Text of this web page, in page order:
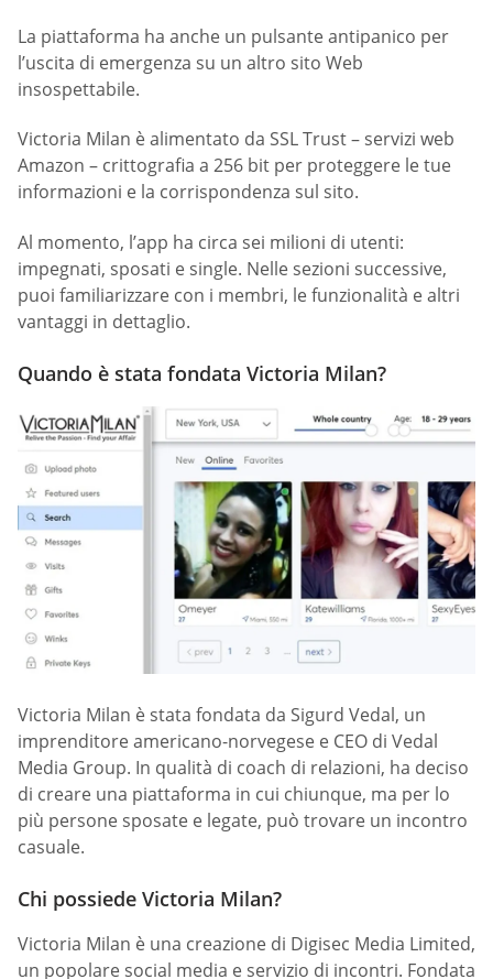
La piattaforma ha anche un pulsante antipanico per
l’uscita di emergenza su un altro sito Web
insospettabile.
Victoria Milan è alimentato da SSL Trust – servizi web
Amazon – crittografia a 256 bit per proteggere le tue
informazioni e la corrispondenza sul sito.
Al momento, l’app ha circa sei milioni di utenti:
impegnati, sposati e single. Nelle sezioni successive,
puoi familiarizzare con i membri, le funzionalità e altri
vantaggi in dettaglio.
Quando è stata fondata Victoria Milan?
Victoria Milan è stata fondata da Sigurd Vedal, un
imprenditore americano-norvegese e CEO di Vedal
Media Group. In qualità di coach di relazioni, ha deciso
di creare una piattaforma in cui chiunque, ma per lo
più persone sposate e legate, può trovare un incontro
casuale.
Chi possiede Victoria Milan?
Victoria Milan è una creazione di Digisec Media Limited,
un popolare social media e servizio di incontri. Fondata